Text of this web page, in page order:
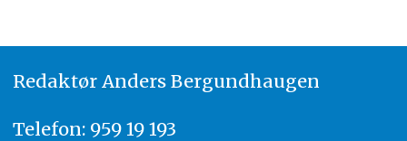
Redaktør Anders Bergundhaugen
Telefon: 959 19 193